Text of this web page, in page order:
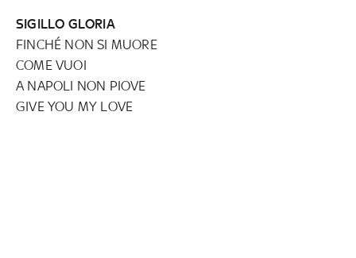
SIGILLO GLORIA
FINCHÉ NON SI MUORE
COME VUOI
A NAPOLI NON PIOVE
GIVE YOU MY LOVE